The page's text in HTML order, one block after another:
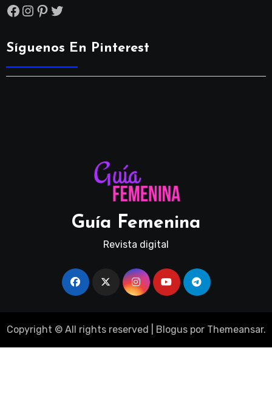
Facebook
Instagram
Pinterest
Twitter
Síguenos En Pinterest
Guía Femenina
Revista digital
Copyright © All rights reserved Bloguspor Themeansar.